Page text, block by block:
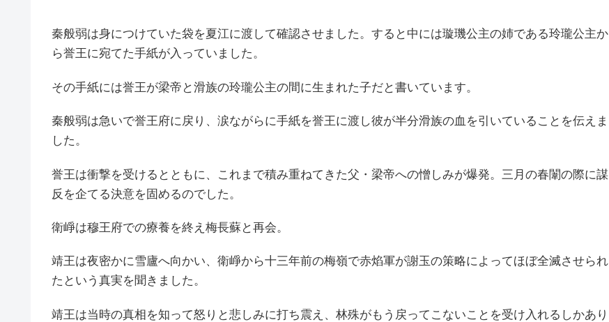
秦般弱は身につけていた袋を夏江に渡して確認させました。すると中には璇璣公主の姉である玲瓏公主か
ら誉王に宛てた手紙が入っていました。
その手紙には誉王が梁帝と滑族の玲瓏公主の間に生まれた子だと書いています。
秦般弱は急いで誉王府に戻り、涙ながらに手紙を誉王に渡し彼が半分滑族の血を引いていることを伝えま
した。
誉王は衝撃を受けるとともに、これまで積み重ねてきた父・梁帝への憎しみが爆発。三月の春闈の際に謀
反を企てる決意を固めるのでした。
衛崢は穆王府での療養を終え梅長蘇と再会。
靖王は夜密かに雪廬へ向かい、衛崢から十三年前の梅嶺で赤焰軍が謝玉の策略によってほぼ全滅させられ
たという真実を聞きました。
靖王は当時の真相を知って怒りと悲しみに打ち震え、林殊がもう戻ってこないことを受け入れるしかあり